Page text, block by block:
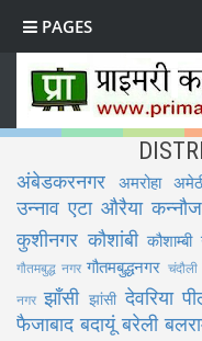
PAGES
अंबेडकरनगर अमरोहा
उन्नाव एटा औरैया कन्नौज
कुशीनगर कौशांबी कौशाम्बी
गौतमबुद्ध नगर गौतमबुद्धनगर चंदौली
नगर झाँसी झांसी देवरिया
फैजाबाद बदायूं बरेली